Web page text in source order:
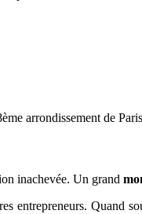
arrondissement de
inachevée. Un grand
entrepreneurs. Quand